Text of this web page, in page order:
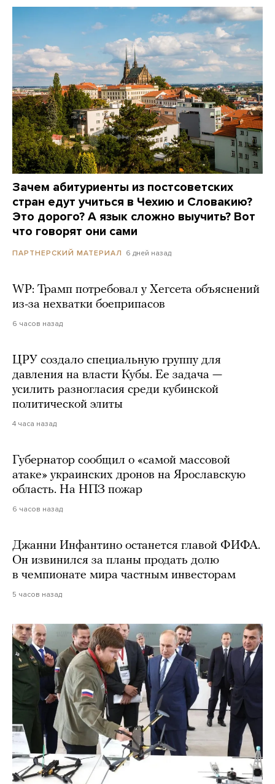
Зачем абитуриенты из постсоветских
стран едут учиться в Чехию и Словакию?
Это дорого? А язык сложно выучить? Вот
что говорят они сами
ПАРТНЕРСКИЙ МАТЕРИАЛ 6 дней назад
WP: Трамп потребовал у Хегсета объяснений
из-за нехватки боеприпасов
6 часов назад
ЦРУ создало специальную группу для
давления на власти Кубы. Ее задача —
усилить разногласия среди кубинской
политической элиты
4 часа назад
Губернатор сообщил о «самой массовой
атаке» украинских дронов на Ярославскую
область. На НПЗ пожар
6 часов назад
Джанни Инфантино останется главой ФИФА.
Он извинился за планы продать долю
в чемпионате мира частным инвесторам
5 часов назад